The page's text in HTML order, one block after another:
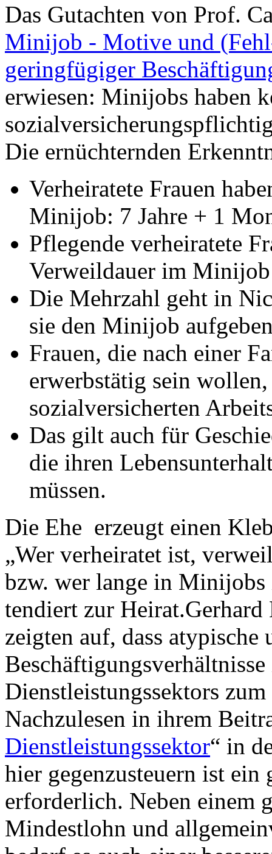
Das Gutachten von Prof.
Minijob - Motive und
geringfügiger
erwiesen: Minijobs haben
Die ernüchternden
Verheiratete Frauen
Minijob: 7 Jahre + 1
Pflegende verheiratete
Verweildauer im
Die Mehrzahl geht in
sie den Minijob
Frauen, die nach einer
erwerbstätig sein
sozialversicherten
Das gilt auch für
die ihren
müssen.
Die Ehe erzeugt einen
„Wer verheiratet ist,
bzw. wer lange in Minijobs
tendiert zur
zeigten auf, dass atypische
Dienstleistungssektors
Nachzulesen in ihrem
Dienstleistungssektor“ in
hier gegenzusteuern ist
erforderlich. Neben einem
Mindestlohn und